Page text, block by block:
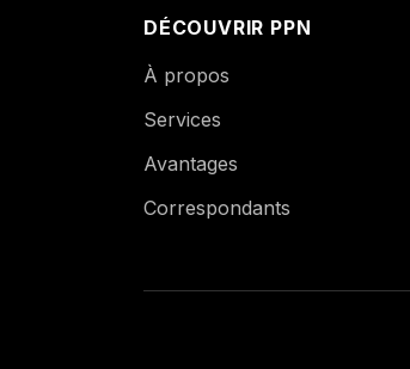
DÉCOUVRIR PPN
À propos
Services
Avantages
Correspondants